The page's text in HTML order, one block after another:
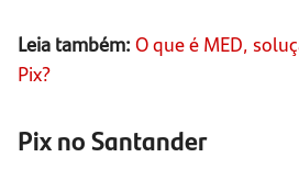
Leia também: O que é MED,
Pix?
Pix no Santander